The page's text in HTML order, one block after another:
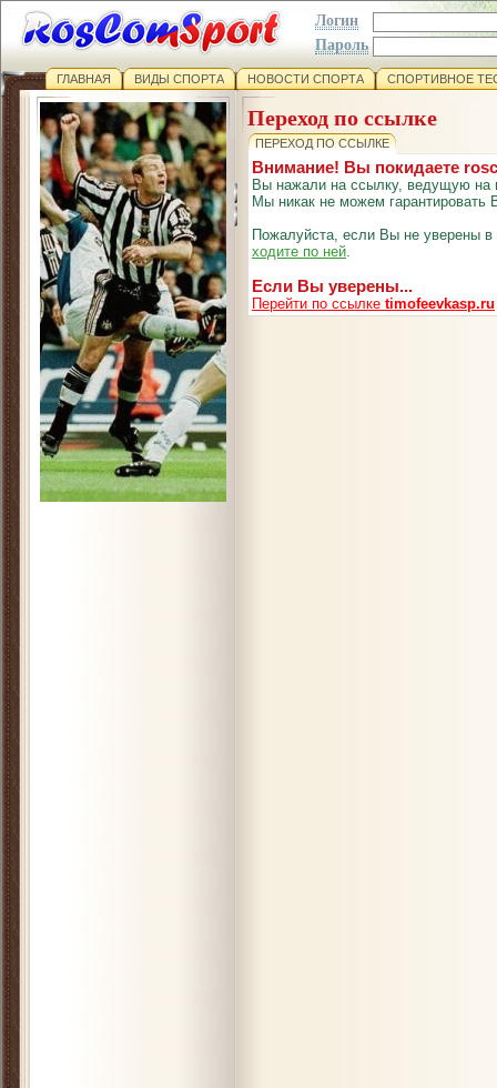
Логин
Пароль
ГЛАВНАЯ ВИДЫ СПОРТА НОВОСТИ СПОРТА СПОРТИВНОЕ
Переход по ссылке
ПЕРЕХОД ПО ССЫЛКЕ
Внимание! Вы покидаете
Вы нажали на ссылку, ведущую на
Мы никак не можем гарантировать
Пожалуйста, если Вы не уверены
ходите по ней.
Если Вы уверены...
Перейти по ссылке timofeevkasp.ru